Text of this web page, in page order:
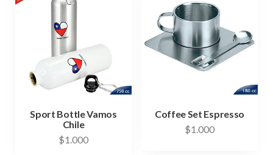
Sport Bottle Vamos
Chile
$1.000
Coffee Set Espresso
$1.000